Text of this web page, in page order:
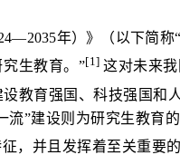
年）》（以下简称
生教育。”[1]这对未来
设教育强国、科技强国和
流”建设则为研究生教
，并且发挥着至关重要